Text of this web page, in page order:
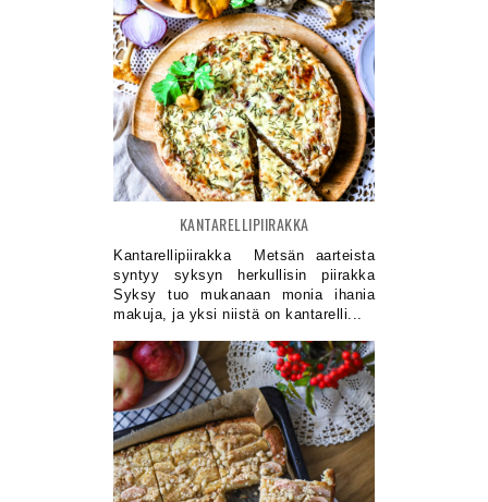
KANTARELLIPIIRAKKA
Kantarellipiirakka Metsän aarteista
syntyy syksyn herkullisin piirakka
Syksy tuo mukanaan monia ihania
makuja, ja yksi niistä on kantarelli...